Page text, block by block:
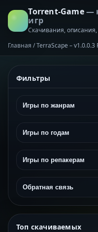
Torrent-Game—
игр
Скачивания,
Главная /TerraScape –
Фильтры
Игры по жанрам
Игры по годам
Игры по репакерам
Обратная связь
Топ скачиваемых